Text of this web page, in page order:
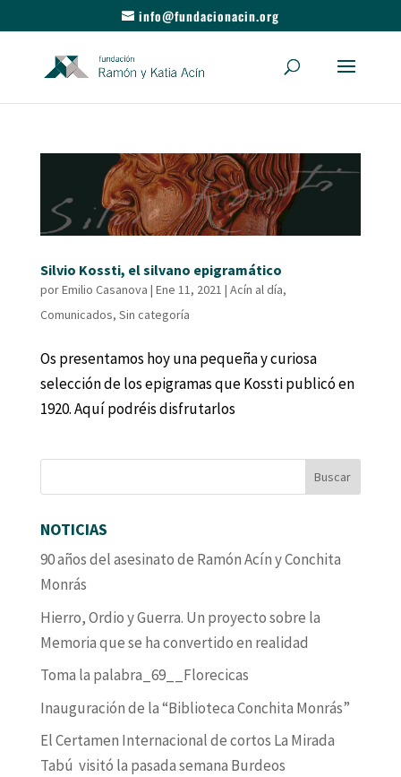
info@fundacionacin.org
Silvio Kossti, el silvano epigramático
porEmilio Casanova | Ene 11, 2021 | Acín al día,
Comunicados, Sin categoría
Os presentamos hoy una pequeña y curiosa
selección de los epigramas que Kossti publicó en
1920. Aquí podréis disfrutarlos
NOTICIAS
90 años del asesinato de Ramón Acín y Conchita
Monrás
Hierro, Ordio y Guerra. Un proyecto sobre la
Memoria que se ha convertido en realidad
Toma la palabra_69__Florecicas
Inauguración de la “Biblioteca Conchita Monrás”
El Certamen Internacional de cortos La Mirada
Tabú visitó la pasada semana Burdeos